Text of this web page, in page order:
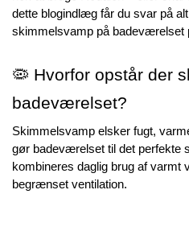
KOLDTÅGE -
DIV. BØGER/PUBLIKATION
HYGROMETER /
SKIMMELSVAMP RENS –
FJERNELSE AF
KOLDTÅGE -
OM
OM
LEVERING /
dette blogindlæg får du svar på
skimmelsvamp på badeværelset
🦠 Hvorfor opstår der
badeværelset?
Skimmelsvamp elsker fugt,
gør badeværelset til det perfekte
kombineres daglig brug af varmt
begrænset ventilation.